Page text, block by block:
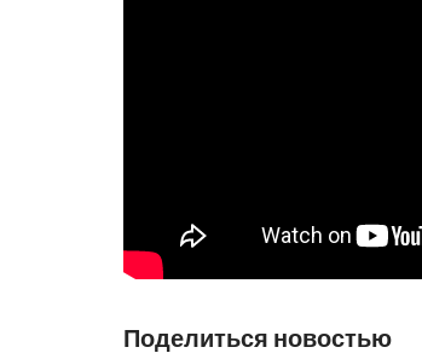
Поделиться новостью